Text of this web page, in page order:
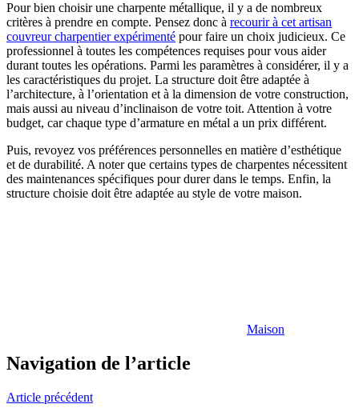
Pour bien choisir une charpente métallique, il y a de nombreux
critères à prendre en compte. Pensez donc à recourir à cet artisan
couvreur charpentier expérimenté pour faire un choix judicieux. Ce
professionnel à toutes les compétences requises pour vous aider
durant toutes les opérations. Parmi les paramètres à considérer, il y a
les caractéristiques du projet. La structure doit être adaptée à
l’architecture, à l’orientation et à la dimension de votre construction,
mais aussi au niveau d’inclinaison de votre toit. Attention à votre
budget, car chaque type d’armature en métal a un prix différent.
Puis, revoyez vos préférences personnelles en matière d’esthétique
et de durabilité. A noter que certains types de charpentes nécessitent
des maintenances spécifiques pour durer dans le temps. Enfin, la
structure choisie doit être adaptée au style de votre maison.
Maison
Navigation de l’article
Article précédent